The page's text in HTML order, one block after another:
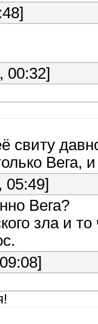
00:32]
свиту
Вега,
05:49]
Вега?
зла и то